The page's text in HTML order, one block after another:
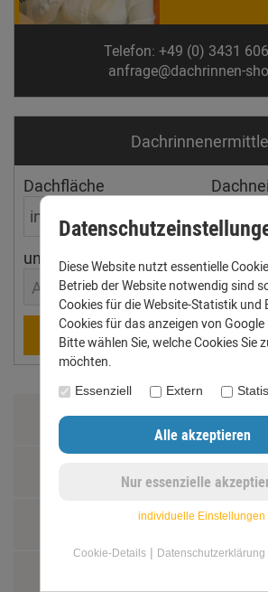
Telefon: +49 (0) 3431
anfrage@dachrinnen-
Dachfläche
ungefährer Ort
Aachen
Berechnen
Zahlung &
Datenschutz
AGB
Diese Website nutzt essentielle
Betrieb der Website notwendig sind
Cookies für die Website-Statistik und
Cookies für das anzeigen von
Bitte wählen Sie, welche Cookies Sie
möchten.
Essenziell Extern
individuelle Einstellungen
Cookie-Details | Datenschutzerklärung